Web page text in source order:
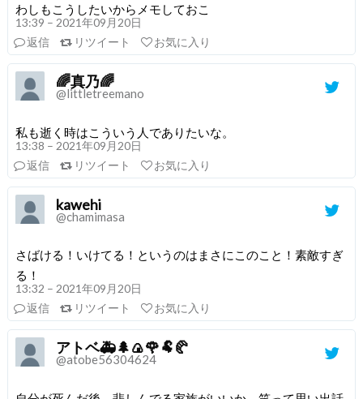
わしもこうしたいからメモしておこ
13:39 – 2021年09月20日
返信
リツイート お気に入り
🌈真乃🌈
@littletreemano
私も逝く時はこういう人でありたいな。
13:38 – 2021年09月20日
返信
リツイート お気に入り
kawehi
@chamimasa
さばける！いけてる！というのはまさにこのこと！素敵すぎ
る！
13:32 – 2021年09月20日
返信
リツイート お気に入り
アトベ🚑🌲🍙🌹🐏🥐
@atobe56304624